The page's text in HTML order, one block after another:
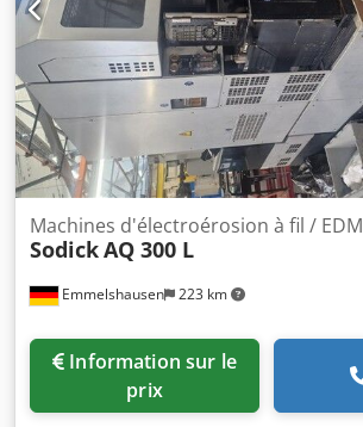
Emmelshausen 223 km
Machines d'électroérosion à fil / EDM
SodickAQ 300 L
prix